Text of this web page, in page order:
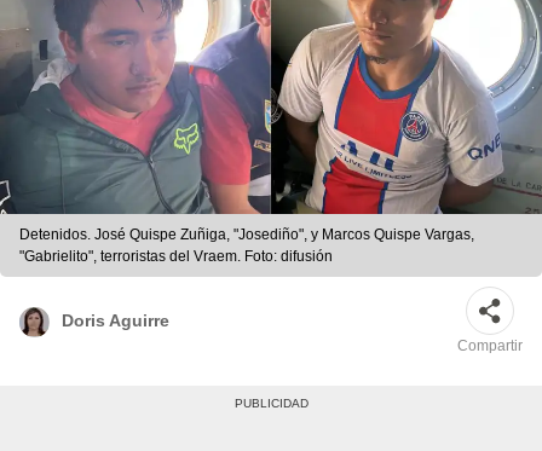
Detenidos. José Quispe Zuñiga, "Josediño", y Marcos Quispe Vargas,
"Gabrielito", terroristas del Vraem. Foto: difusión
Doris Aguirre
Compartir